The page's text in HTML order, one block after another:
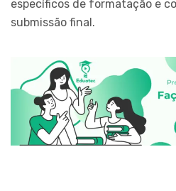
específicos de formatação e
submissão final.